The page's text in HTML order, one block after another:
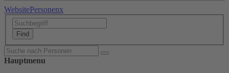
WebsitePersonenx
Hauptmenu